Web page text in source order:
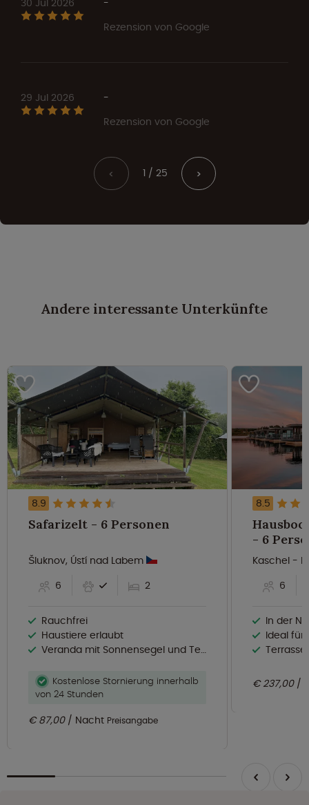
Rezension von Google
29 Jul 2026
-
Rezension von Google
< 1 / 25 >
Andere interessante Unterkünfte
8.9
Safarizelt - 6 Personen
Šluknov, Ústí nad Labem
6
2
Rauchfrei
Haustiere erlaubt
Veranda mit Sonnensegel und Terrassenmöbeln
Kostenlose Stornierung innerhalb
von 24 Stunden
€ 87,00 Nacht Preisangabe
8.5
- 6
Kaschel -
6
In der
Ideal für
€ 237,00